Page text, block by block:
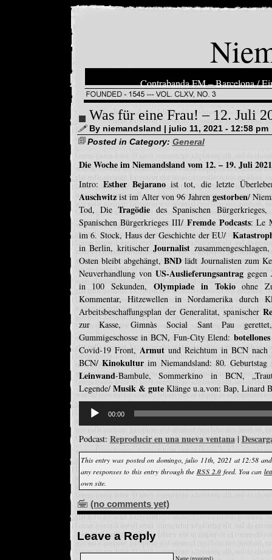
Contrabanda FM – Barcelona /
Was für eine Frau! – 12. Juli
By niemandsland | julio 11, 2021 - 12:58 pm
Posted in Category: General
Die Woche im Niemandsland vom 12. – 19. Juli 2021
Intro:Esther Bejaranoist tot, die letzte
Auschwitz ist im Alter von 96 Jahrengestorben/
Tod, DieTragödie des Spanischen Bürgerkrieges,
Spanischen Bürgerkrieges III/ Fremde Podcasts: Le
im 6. Stock, Haus der Geschichte der EU/
in Berlin, kritischerJournalist
Osten bleibt abgehängt,BND lädt Journalisten zum
Neuverhandlung von US-Auslieferungsantraggegen
in 100 Sekunden, Olympiade in Tokioohne
Kommentar, Hitzewellen in Nordamerika durch
Arbeitsbeschaffungsplan der Generalitat, spanischer
zur Kasse, Gimnàs Social Sant Pau
Gummigeschosse in BCN, Fun-City Elend: botellones
Covid-19 Front, Armutund Reichtum in BCN nach
BCN/ Kinokulturim Niemandsland: 80.
Leinwand-Bambule, Sommerkino in BCN,
Legende/ Musik & guteKlänge u.a.von: Bap, Linard
audio
00:00
Podcast: Reproducir en una nueva ventana|
This entry was posted on domingo, julio 11th, 2021 at 12:58
any responses to this entry through the RSS 2.0 feed. You can
own site.
(no comments yet)
Leave a Reply